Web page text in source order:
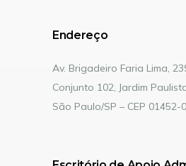
Endereço
Av. Brigadeiro Faria Lima,
Conjunto 102, Jardim
São Paulo/SP – CEP 01452-